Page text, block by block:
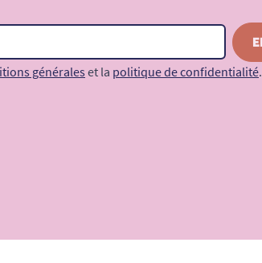
générales et la politique de confidentialité.